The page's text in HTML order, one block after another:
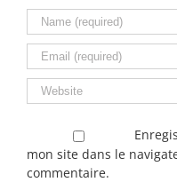
mon site dans le
commentaire.